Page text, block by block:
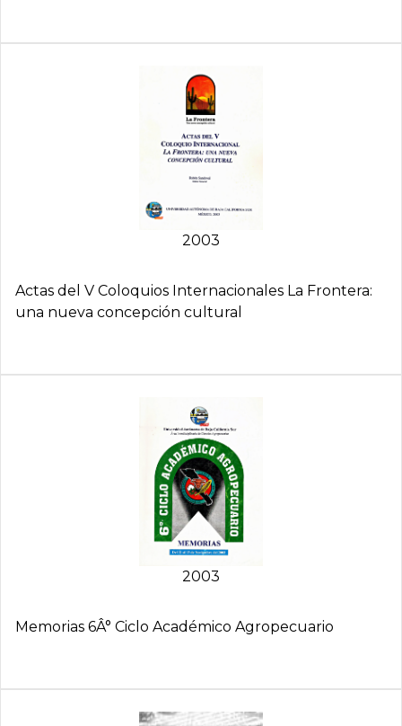
2003
Actas del V Coloquios Internacionales La Frontera:
una nueva concepción cultural
2003
Memorias 6Â° Ciclo Académico Agropecuario